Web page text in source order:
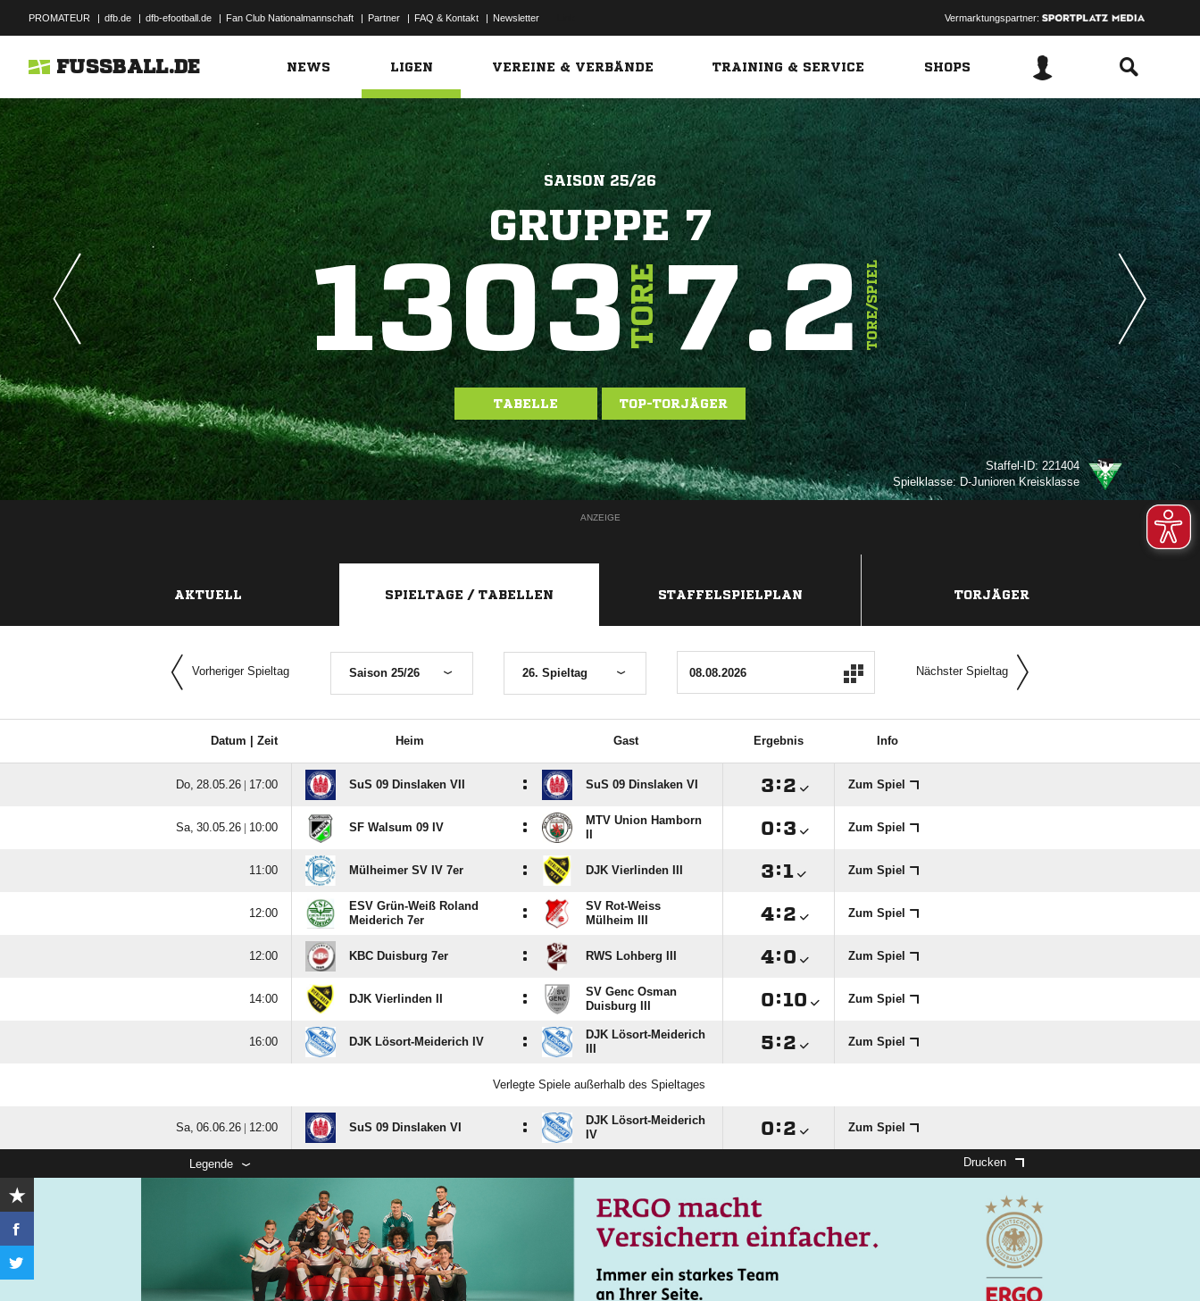
PROMATEUR | dfb.de | dfb-efootball.de | Fan Club Nationalmannschaft | Partner | FAQ & Kontakt | Newsletter Vermarktungspartner:
FUSSBALL.DE NEWS LIGEN VEREINE & VERBÄNDE TRAINING & SERVICE SHOPS
SAISON 25/26
GRUPPE 7
1303TORE7.2TORE/SPIEL
TABELLE TOP-TORJÄGER
Staffel-ID: 221404
Spielklasse: D-Junioren Kreisklasse
ANZEIGE
AKTUELL SPIELTAGE / TABELLEN STAFFELSPIELPLAN TORJÄGER
Vorheriger Spieltag Saison 25/26 26. Spieltag Nächster Spieltag
Datum | Zeit Heim Gast Ergebnis Info
  |  SuS 09 Dinslaken VII : SuS 09 Dinslaken VI : Zum Spiel
  |  SF Walsum 09 IV :
MTV Union Hamborn
: Zum Spiel
 Mülheimer SV IV 7er : DJK Vierlinden III : Zum Spiel

ESV Grün-Weiß Roland
Meiderich 7er
:
SV Rot-Weiss
Mülheim III
: Zum Spiel
 KBC Duisburg 7er : RWS Lohberg III : Zum Spiel
 DJK Vierlinden II :
SV Genc Osman
Duisburg III
: Zum Spiel
 DJK Lösort-Meiderich IV :
DJK Lösort-Meiderich
: Zum Spiel
Verlegte Spiele außerhalb des Spieltages
  |  SuS 09 Dinslaken VI :
DJK Lösort-Meiderich
IV
: Zum Spiel
Legende Drucken